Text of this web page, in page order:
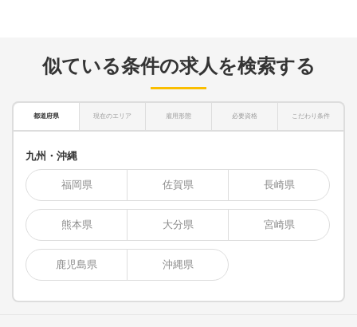
似ている条件の求人を検索する
都道府県 現在のエリア 雇用形態 必要資格 こだわり条件
九州・沖縄
福岡県 佐賀県 長崎県
熊本県 大分県 宮崎県
鹿児島県 沖縄県